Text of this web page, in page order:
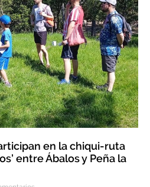
en la chiqui-ruta
entre Ábalos y Peña la